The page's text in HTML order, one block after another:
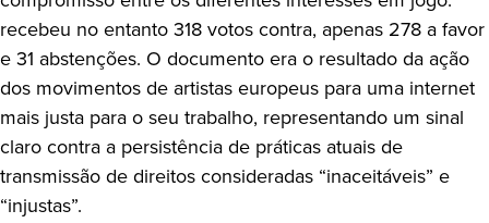
recebeu no entanto 318 votos contra, apenas 278 a favor
e 31 abstenções. O documento era o resultado da ação
dos movimentos de artistas europeus para uma internet
mais justa para o seu trabalho, representando um sinal
claro contra a persistência de práticas atuais de
transmissão de direitos consideradas “inaceitáveis” e
“injustas”.